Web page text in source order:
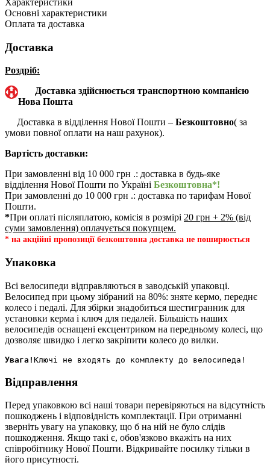
Характеристики
Основні характеристики
Оплата та доставка
Доставка
Роздріб:
Доставка здійснюється транспортною компанією
Нова Пошта
Доставка в відділення Нової Пошти – Безкоштовно( за
умови повної оплати на наш рахунок).
Вартість доставки:
При замовленні від 10 000 грн .: доставка в будь-яке
відділення Нової Пошти по Україні Безкоштовна*!
При замовленні до 10 000 грн .: доставка по тарифам Нової
Пошти.
*При оплаті післяплатою, комісія в розмірі 20 грн + 2% (від
суми замовлення) оплачується покупцем.
* на акційні пропозиції безкоштовна доставка не поширюється
Упаковка
Всі велосипеди відправляються в заводській упаковці.
Велосипед при цьому зібраний на 80%: зняте кермо, переднє
колесо і педалі. Для збірки знадобиться шестигранник для
установки керма і ключ для педалей. Більшість наших
велосипедів оснащені ексцентриком на передньому колесі, що
дозволяє швидко і легко закріпити колесо до вилки.
Увага!
Відправлення
Перед упаковкою всі наші товари перевіряються на відсутність
пошкоджень і відповідність комплектації. При отриманні
зверніть увагу на упаковку, що б на ній не було слідів
пошкодження. Якщо такі є, обов'язково вкажіть на них
співробітнику Нової Пошти. Відкривайте посилку тільки в
його присутності.